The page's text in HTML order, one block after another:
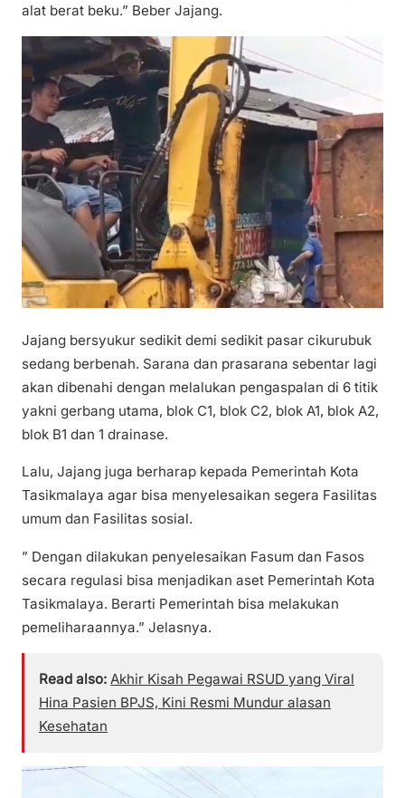
alat berat beku.” Beber Jajang.
Jajang bersyukur sedikit demi sedikit pasar cikurubuk
sedang berbenah. Sarana dan prasarana sebentar lagi
akan dibenahi dengan melalukan pengaspalan di 6 titik
yakni gerbang utama, blok C1, blok C2, blok A1, blok A2,
blok B1 dan 1 drainase.
Lalu, Jajang juga berharap kepada Pemerintah Kota
Tasikmalaya agar bisa menyelesaikan segera Fasilitas
umum dan Fasilitas sosial.
” Dengan dilakukan penyelesaikan Fasum dan Fasos
secara regulasi bisa menjadikan aset Pemerintah Kota
Tasikmalaya. Berarti Pemerintah bisa melakukan
pemeliharaannya.” Jelasnya.
Read also: Akhir Kisah Pegawai RSUD yang Viral
Hina Pasien BPJS, Kini Resmi Mundur alasan
Kesehatan